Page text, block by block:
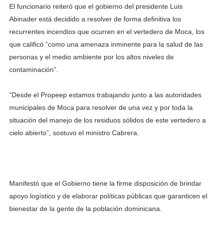
El funcionario reiteró que el gobierno del presidente Luis
Abinader está decidido a resolver de forma definitiva los
recurrentes incendios que ocurren en el vertedero de Moca, los
que calificó “como una amenaza inminente para la salud de las
personas y el medio ambiente por los altos niveles de
contaminación”.
“Desde el Propeep estamos trabajando junto a las autoridades
municipales de Moca para resolver de una vez y por toda la
situación del manejo de los residuos sólidos de este vertedero a
cielo abierto”, sostuvo el ministro Cabrera.
Manifestó que el Gobierno tiene la firme disposición de brindar
apoyo logístico y de elaborar políticas públicas que garanticen el
bienestar de la gente de la población dominicana.